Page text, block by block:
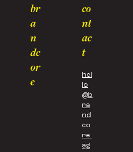
br
a
n
dc
or
e
co
nt
ac
t
hel
lo
@b
ra
nd
co
re.
ag